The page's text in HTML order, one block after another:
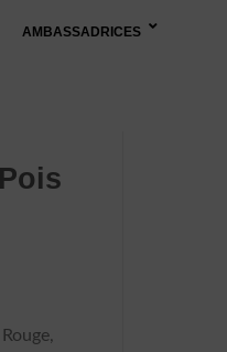
AMBASSADRICES